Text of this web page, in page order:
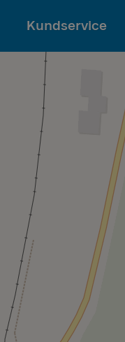
Kundservice